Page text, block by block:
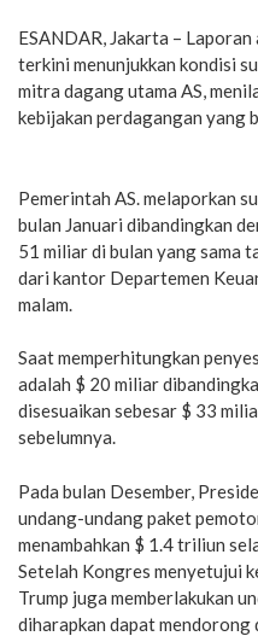
ESANDAR, Jakarta –
terkini menunjukkan kondisi
mitra dagang utama AS,
kebijakan perdagangan yang
Pemerintah AS. melaporkan
bulan Januari dibandingkan
51 miliar di bulan yang sama
dari kantor Departemen
malam.
Saat memperhitungkan
adalah $ 20 miliar
disesuaikan sebesar $ 33
sebelumnya.
Pada bulan Desember,
undang-undang paket
menambahkan $ 1.4 triliun
Setelah Kongres menyetujui
Trump juga memberlakukan
diharapkan dapat